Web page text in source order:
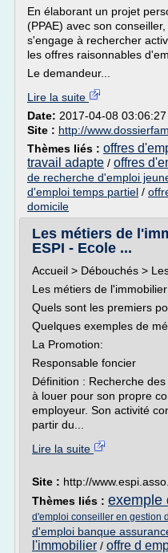
En élaborant un projet
(PPAE) avec son
s'engage à rechercher
les offres raisonnables
Le demandeur...
Lire la suite
Date: 2017-04-08 03:06:27
Site : http://
Thèmes liés : offres
travail adapte / offres
de recherche d'emploi
d'emploi temps partiel /
domicile
Les métiers de
ESPI - Ecole ...
Accueil > Débouchés >
Les métiers de l'immobilier
Quels sont les premiers
Quelques exemples de
La Promotion:
Responsable foncier
Définition : Recherche
à louer pour son propre
employeur. Son activité
partir du...
Lire la suite
Site : http://
Thèmes liés : exemple
d'emploi conseiller en gestion
d'emploi banque
l'immobilier / offre d